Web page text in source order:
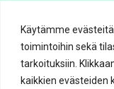
Käytämme
toimintoihin sekä
tarkoituksiin.
kaikkien evästeiden